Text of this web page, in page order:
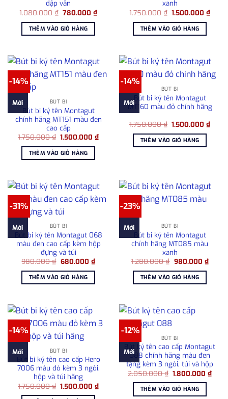
dập vân
1.080.000₫ Giá
là:
1.080.000 ₫.
780.000₫Giá
hiện
THÊM VÀO GIỎ HÀNG
xanh
1.750.000₫ Giá
là:
1.750.000 ₫.
1.500.000₫Giá
hiện
THÊM VÀO GIỎ HÀNG
-14%
Mới BÚT BI
Bút bi ký tên Montagut
chính hãng MT151 màu đen
cao cấp
1.750.000₫ Giá
là:
1.750.000 ₫.
1.500.000₫Giá
hiện
THÊM VÀO GIỎ HÀNG
-14%
Mới
BÚT BI
Bút bi ký tên Montagut
MT160 màu đỏ chính hãng
1.750.000₫ Giá
là:
1.750.000 ₫.
1.500.000₫Giá
hiện
THÊM VÀO GIỎ HÀNG
-31%
Mới BÚT BI
Bút bi ký tên Montagut 068
màu đen cao cấp kèm hộp
đựng và túi
980.000₫ Giá
là:
980.000 ₫.
680.000 ₫Giá
THÊM VÀO GIỎ HÀNG
-23%
Mới BÚT BI
Bút bi ký tên Montagut
chính hãng MT085 màu
xanh
1.280.000₫ Giá
là:
1.280.000 ₫.
980.000 ₫Giá
THÊM VÀO GIỎ HÀNG
-14%
Mới BÚT BI
Bút bi ký tên cao cấp Hero
7006 màu đỏ kèm 3 ngòi,
hộp và túi hãng
1.750.000₫ Giá
1.500.000₫Giá
hiện
-12%
Mới
BÚT BI
Bút ký tên cao cấp Montagut
088 chính hãng màu đen
tặng kèm 3 ngòi, túi và hộp
2.050.000₫ Giá
là:
2.050.000 ₫.
1.800.000₫Giá
hiện
THÊM VÀO GIỎ HÀNG